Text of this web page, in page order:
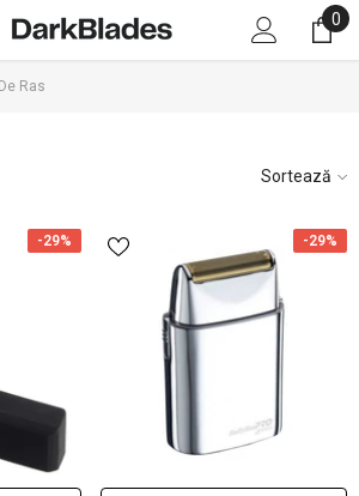
0
0
Ras
Sortează
-29% -29%